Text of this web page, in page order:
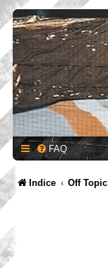
FAQ
Indice Off Topic